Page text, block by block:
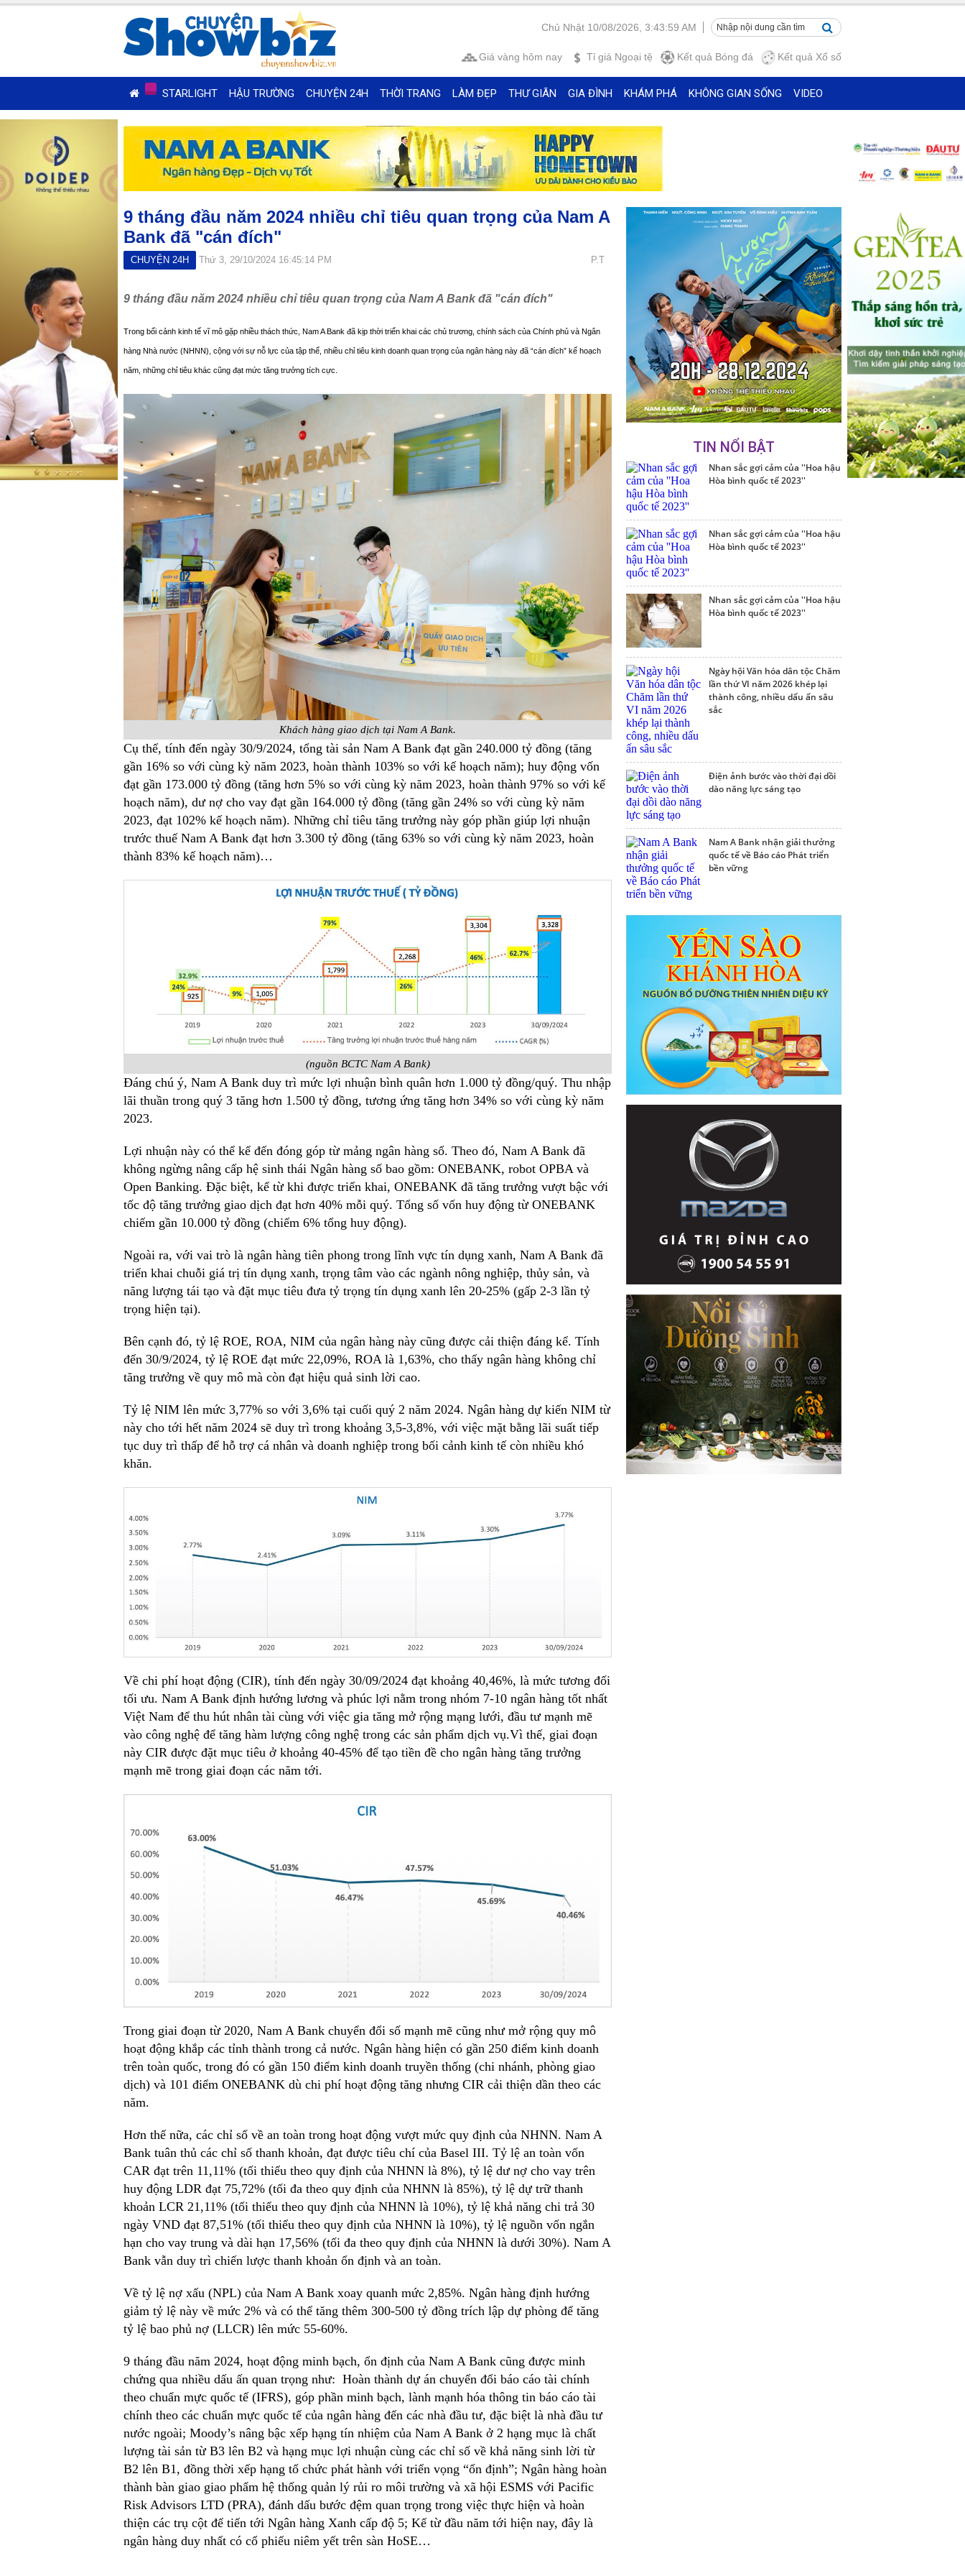
Chủ Nhật 10/08/2026, 3:44:01 AM
Kết quả Xổ số
Kết quả Bóng đá
Tỉ giá Ngoại tệ
Giá vàng hôm nay
STARLIGHT HẬU TRƯỜNG CHUYỆN 24H THỜI TRANG LÀM ĐẸP THƯ GIÃN GIA ĐÌNH KHÁM PHÁ KHÔNG GIAN SỐNG VIDEO
9 tháng đầu năm 2024 nhiều chỉ tiêu quan trọng của Nam A
Bank đã "cán đích"
CHUYỆN 24H Thứ 3, 29/10/2024 16:45:14 PM P.T
9 tháng đầu năm 2024 nhiều chỉ tiêu quan trọng của Nam A Bank đã "cán đích"
Trong bối cảnh kinh tế vĩ mô gặp nhiều thách thức, Nam A Bank đã kịp thời triển khai các chủ trương, chính sách của Chính phủ và Ngân
hàng Nhà nước (NHNN), cộng với sự nỗ lực của tập thể, nhiều chỉ tiêu kinh doanh quan trọng của ngân hàng này đã “cán đích” kế hoạch
năm, những chỉ tiêu khác cũng đạt mức tăng trưởng tích cực.
Khách hàng giao dịch tại Nam A Bank.
Cụ thể, tính đến ngày 30/9/2024, tổng tài sản Nam A Bank đạt gần 240.000 tỷ đồng (tăng
gần 16% so với cùng kỳ năm 2023, hoàn thành 103% so với kế hoạch năm); huy động vốn
đạt gần 173.000 tỷ đồng (tăng hơn 5% so với cùng kỳ năm 2023, hoàn thành 97% so với kế
hoạch năm), dư nợ cho vay đạt gần 164.000 tỷ đồng (tăng gần 24% so với cùng kỳ năm
2023, đạt 102% kế hoạch năm). Những chỉ tiêu tăng trưởng này góp phần giúp lợi nhuận
trước thuế Nam A Bank đạt hơn 3.300 tỷ đồng (tăng 63% so với cùng kỳ năm 2023, hoàn
thành 83% kế hoạch năm)…
(nguồn BCTC Nam A Bank)
Đáng chú ý, Nam A Bank duy trì mức lợi nhuận bình quân hơn 1.000 tỷ đồng/quý. Thu nhập
lãi thuần trong quý 3 tăng hơn 1.500 tỷ đồng, tương ứng tăng hơn 34% so với cùng kỳ năm
2023.
Lợi nhuận này có thể kể đến đóng góp từ mảng ngân hàng số. Theo đó, Nam A Bank đã
không ngừng nâng cấp hệ sinh thái Ngân hàng số bao gồm: ONEBANK, robot OPBA và
Open Banking. Đặc biệt, kể từ khi được triển khai, ONEBANK đã tăng trưởng vượt bậc với
tốc độ tăng trưởng giao dịch đạt hơn 40% mỗi quý. Tổng số vốn huy động từ ONEBANK
chiếm gần 10.000 tỷ đồng (chiếm 6% tổng huy động).
Ngoài ra, với vai trò là ngân hàng tiên phong trong lĩnh vực tín dụng xanh, Nam A Bank đã
triển khai chuỗi giá trị tín dụng xanh, trọng tâm vào các ngành nông nghiệp, thủy sản, và
năng lượng tái tạo và đặt mục tiêu đưa tỷ trọng tín dụng xanh lên 20-25% (gấp 2-3 lần tỷ
trọng hiện tại).
Bên cạnh đó, tỷ lệ ROE, ROA, NIM của ngân hàng này cũng được cải thiện đáng kể. Tính
đến 30/9/2024, tỷ lệ ROE đạt mức 22,09%, ROA là 1,63%, cho thấy ngân hàng không chỉ
tăng trưởng về quy mô mà còn đạt hiệu quả sinh lời cao.
Tỷ lệ NIM lên mức 3,77% so với 3,6% tại cuối quý 2 năm 2024. Ngân hàng dự kiến NIM từ
này cho tới hết năm 2024 sẽ duy trì trong khoảng 3,5-3,8%, với việc mặt bằng lãi suất tiếp
tục duy trì thấp để hỗ trợ cá nhân và doanh nghiệp trong bối cảnh kinh tế còn nhiều khó
khăn.
Về chi phí hoạt động (CIR), tính đến ngày 30/09/2024 đạt khoảng 40,46%, là mức tương đối
tối ưu. Nam A Bank định hướng lương và phúc lợi nằm trong nhóm 7-10 ngân hàng tốt nhất
Việt Nam để thu hút nhân tài cùng với việc gia tăng mở rộng mạng lưới, đầu tư mạnh mẽ
vào công nghệ để tăng hàm lượng công nghệ trong các sản phẩm dịch vụ.Vì thế, giai đoạn
này CIR được đặt mục tiêu ở khoảng 40-45% để tạo tiền đề cho ngân hàng tăng trưởng
mạnh mẽ trong giai đoạn các năm tới.
Trong giai đoạn từ 2020, Nam A Bank chuyển đổi số mạnh mẽ cũng như mở rộng quy mô
hoạt động khắp các tỉnh thành trong cả nước. Ngân hàng hiện có gần 250 điểm kinh doanh
trên toàn quốc, trong đó có gần 150 điểm kinh doanh truyền thống (chi nhánh, phòng giao
dịch) và 101 điểm ONEBANK dù chi phí hoạt động tăng nhưng CIR cải thiện dần theo các
năm.
Hơn thế nữa, các chỉ số về an toàn trong hoạt động vượt mức quy định của NHNN. Nam A
Bank tuân thủ các chỉ số thanh khoản, đạt được tiêu chí của Basel III. Tỷ lệ an toàn vốn
CAR đạt trên 11,11% (tối thiểu theo quy định của NHNN là 8%), tỷ lệ dư nợ cho vay trên
huy động LDR đạt 75,72% (tối đa theo quy định của NHNN là 85%), tỷ lệ dự trữ thanh
khoản LCR 21,11% (tối thiểu theo quy định của NHNN là 10%), tỷ lệ khả năng chi trả 30
ngày VND đạt 87,51% (tối thiểu theo quy định của NHNN là 10%), tỷ lệ nguồn vốn ngắn
hạn cho vay trung và dài hạn 17,56% (tối đa theo quy định của NHNN là dưới 30%). Nam A
Bank vẫn duy trì chiến lược thanh khoản ổn định và an toàn.
Về tỷ lệ nợ xấu (NPL) của Nam A Bank xoay quanh mức 2,85%. Ngân hàng định hướng
giảm tỷ lệ này về mức 2% và có thể tăng thêm 300-500 tỷ đồng trích lập dự phòng để tăng
tỷ lệ bao phủ nợ (LLCR) lên mức 55-60%.
9 tháng đầu năm 2024, hoạt động minh bạch, ổn định của Nam A Bank cũng được minh
chứng qua nhiều dấu ấn quan trọng như: Hoàn thành dự án chuyển đổi báo cáo tài chính
theo chuẩn mực quốc tế (IFRS), góp phần minh bạch, lành mạnh hóa thông tin báo cáo tài
chính theo các chuẩn mực quốc tế của ngân hàng đến các nhà đầu tư, đặc biệt là nhà đầu tư
nước ngoài; Moody’s nâng bậc xếp hạng tín nhiệm của Nam A Bank ở 2 hạng mục là chất
lượng tài sản từ B3 lên B2 và hạng mục lợi nhuận cùng các chỉ số về khả năng sinh lời từ
B2 lên B1, đồng thời xếp hạng tổ chức phát hành với triển vọng “ổn định”; Ngân hàng hoàn
thành bàn giao giao phẩm hệ thống quản lý rủi ro môi trường và xã hội ESMS với Pacific
Risk Advisors LTD (PRA), đánh dấu bước đệm quan trọng trong việc thực hiện và hoàn
thiện các trụ cột để tiến tới Ngân hàng Xanh cấp độ 5; Kể từ đầu năm tới hiện nay, đây là
ngân hàng duy nhất có cổ phiếu niêm yết trên sàn HoSE…
TIN NỔI BẬT
Nhan sắc gợi cảm của ''Hoa hậu
Hòa bình quốc tế 2023''
Nhan sắc gợi cảm của ''Hoa hậu
Hòa bình quốc tế 2023''
Nhan sắc gợi cảm của ''Hoa hậu
Hòa bình quốc tế 2023''
Ngày hội Văn hóa dân tộc Chăm
lần thứ VI năm 2026 khép lại
thành công, nhiều dấu ấn sâu
sắc
Điện ảnh bước vào thời đại dồi
dào năng lực sáng tạo
Nam A Bank nhận giải thưởng
quốc tế về Báo cáo Phát triển
bền vững